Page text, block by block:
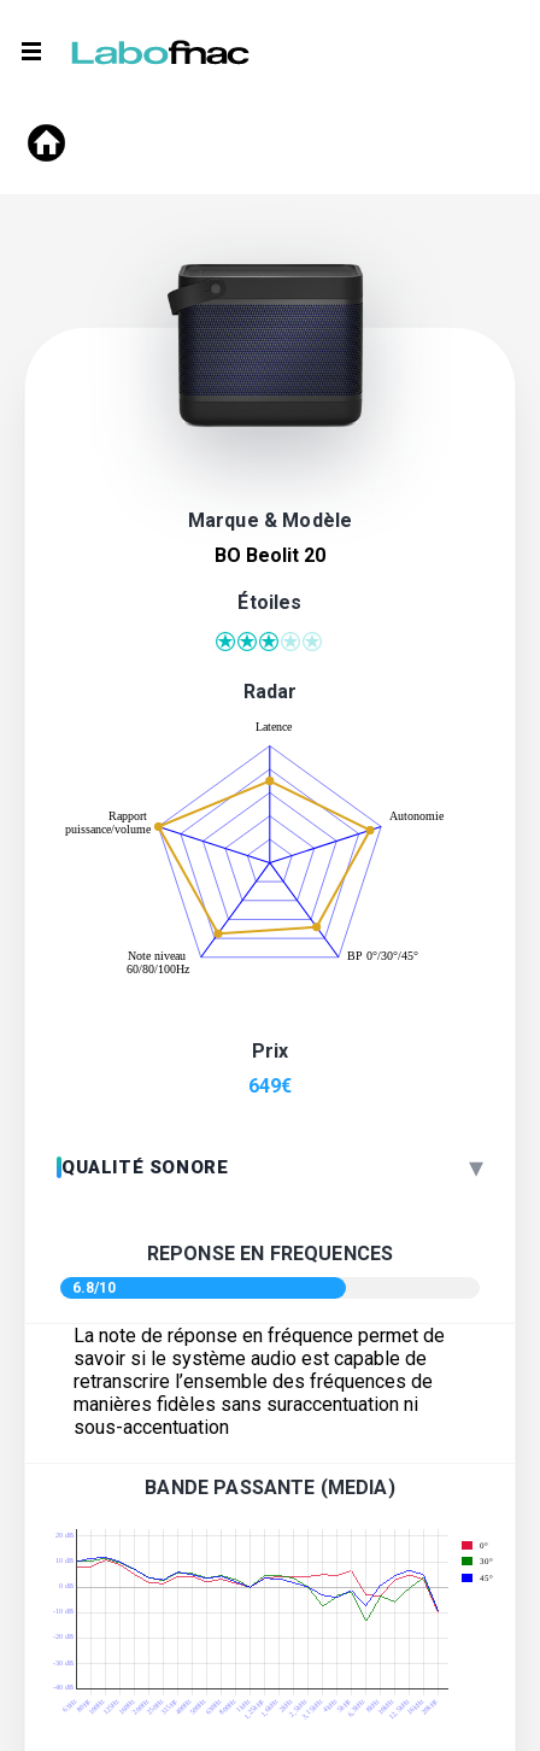
Marque & Modèle
BO Beolit 20
Étoiles
Radar
Prix
649€
QUALITÉ SONORE ▾
REPONSE EN FREQUENCES
6.8/10
La note de réponse en fréquence permet de
savoir si le système audio est capable de
retranscrire l’ensemble des fréquences de
manières fidèles sans suraccentuation ni
sous-accentuation
BANDE PASSANTE (MEDIA)